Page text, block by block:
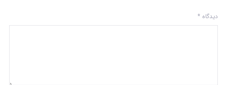
دیدگاه *